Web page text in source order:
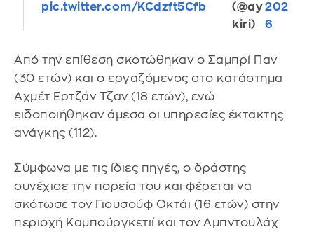
pic.twitter.com/KCdzft5Cfb
(@ay
kiri)
202
6
Από την επίθεση σκοτώθηκαν ο Σαμπρί Παν
(30 ετών) και ο εργαζόμενος στο κατάστημα
Αχμέτ Ερτζάν Τζαν (18 ετών), ενώ
ειδοποιήθηκαν άμεσα οι υπηρεσίες έκτακτης
ανάγκης (112).
Σύμφωνα με τις ίδιες πηγές, ο δράστης
συνέχισε την πορεία του και φέρεται να
σκότωσε τον Γιουσούφ Οκτάι (16 ετών) στην
περιοχή Καμπούργκετιί και τον Αμπντουλάχ